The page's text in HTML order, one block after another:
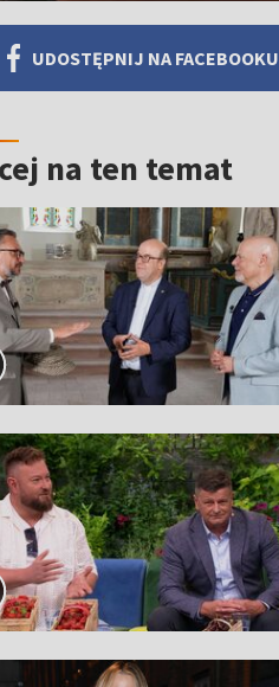
UDOSTĘPNIJ NA FACEBOOKU
na ten temat